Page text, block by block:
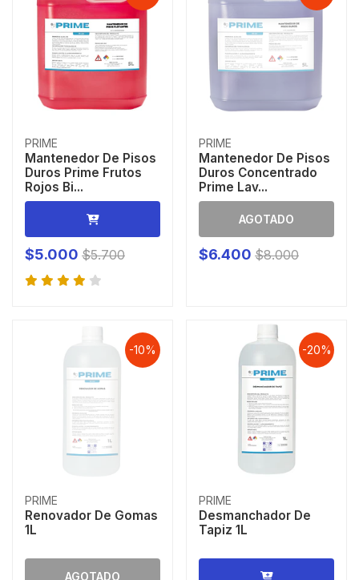
PRIME
Mantenedor De Pisos
Duros Prime Frutos
Rojos Bi...
$5.000 $5.700
PRIME
Mantenedor De Pisos
Duros Concentrado
Prime Lav...
AGOTADO
$6.400 $8.000
-10%
PRIME
Renovador De Gomas
1L
AGOTADO
-20%
PRIME
Desmanchador De
Tapiz 1L